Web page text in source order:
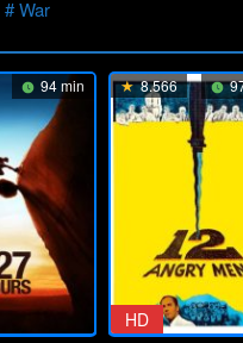
War
94 min 8.566
HD